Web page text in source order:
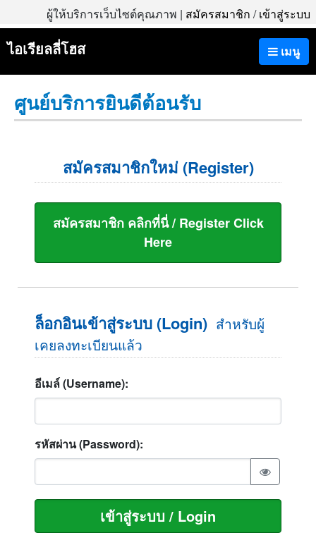
ผู้ให้บริการเว็บไซต์คุณภาพ | สมัครสมาชิก /เข้าสู่ระบบ
เมนู
ไอเรียลลี่โฮส
ศูนย์บริการยินดีต้อนรับ
สมัครสมาชิกใหม่ (Register)
ล็อกอินเข้าสู่ระบบ (Login) สำหรับผู้
เคยลงทะเบียนแล้ว
อีเมล์ (Username):
รหัสผ่าน (Password):